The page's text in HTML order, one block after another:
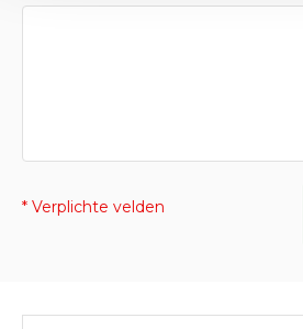
* Verplichte velden